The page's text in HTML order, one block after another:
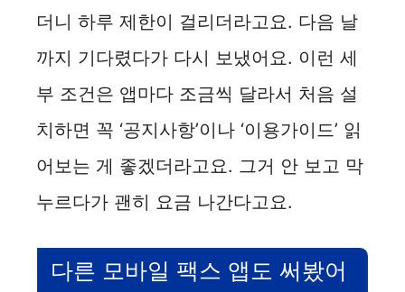
더니 하루 제한이 걸리더라고요. 다음 날
까지 기다렸다가 다시 보냈어요. 이런 세
부 조건은 앱마다 조금씩 달라서 처음 설
치하면 꼭 ‘공지사항’이나 ‘이용가이드’ 읽
어보는 게 좋겠더라고요. 그거 안 보고 막
누르다가 괜히 요금 나간다고요.
다른 모바일 팩스 앱도 써봤어